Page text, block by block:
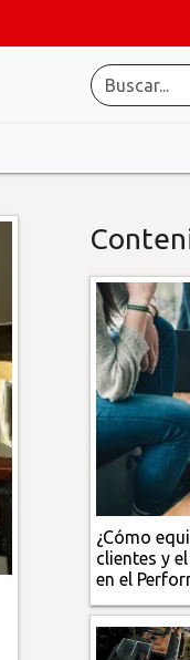
¿Cómo
clientes y
en el